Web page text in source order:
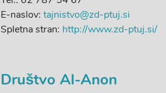
E-naslov: tajnistvo@zd-ptuj.si
Spletna stran: http://www.zd-ptuj.si/
Društvo Al-Anon